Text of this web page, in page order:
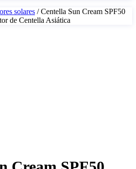
solares / Centella Sun Cream SPF50
de Centella Asiática